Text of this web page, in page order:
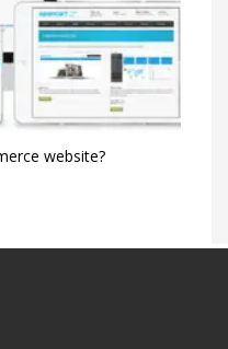
website?